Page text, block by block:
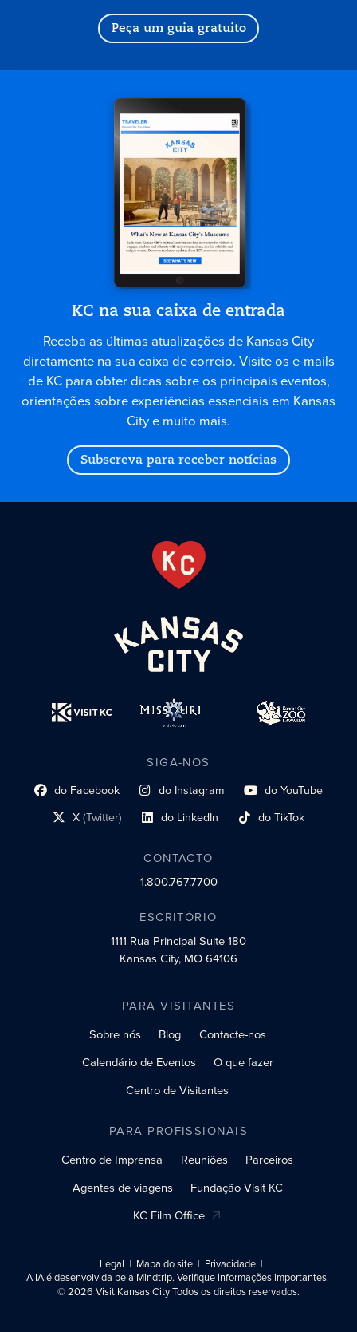
Peça um guia gratuito
KC na sua caixa de entrada
Receba as últimas atualizações de Kansas City
diretamente na sua caixa de correio. Visite os e-mails
de KC para obter dicas sobre os principais eventos,
orientações sobre experiências essenciais em Kansas
City e muito mais.
Subscreva para receber notícias
SIGA-NOS
Link do perfil social
do Facebook Link do perfil social
do Instagram Link do perfil social
do YouTube
Link do perfil social
X(Twitter) Link do perfil social
do LinkedIn Link do perfil social
do TikTok
CONTACTO
1.800.767.7700
ESCRITÓRIO
1111 Rua PrincipalSuite 180
Kansas City, MO 64106
PARA VISITANTES
Sobre nós
Blog
Contacte-nos
Calendário de Eventos
O que fazer
Centro de Visitantes
PARA PROFISSIONAIS
Centro de Imprensa
Reuniões
Parceiros
Agentes de viagens
Fundação Visit KC
KC Film Office
Legal Mapa do site
Privacidade
A IA é desenvolvida pela Mindtrip. Verifique informações importantes.
© 2026 Visit Kansas City Todos os direitos reservados.